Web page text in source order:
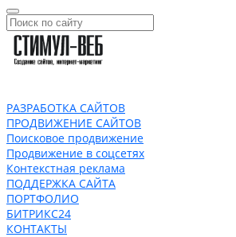
РАЗРАБОТКА САЙТОВ
ПРОДВИЖЕНИЕ САЙТОВ
Поисковое продвижение
Продвижение в соцсетях
Контекстная реклама
ПОДДЕРЖКА САЙТА
ПОРТФОЛИО
БИТРИКС24
КОНТАКТЫ